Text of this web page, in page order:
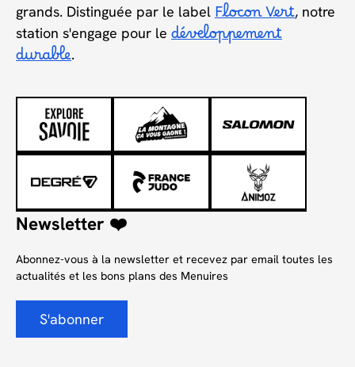
grands. Distinguée par le label Flocon Vert, notre
station s'engage pour le développement
durable.
Newsletter ❤️
Abonnez-vous à la newsletter et recevez par email toutes les
actualités et les bons plans des Menuires
S'abonner